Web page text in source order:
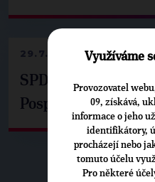
29.7.2026
SPD už není ve
Pospíšil: Je tu
Využíváme
Provozovatel
09, získává,
informace o jeho
identifikátory,
procházejí nebo
tomuto účelu
Pro některé